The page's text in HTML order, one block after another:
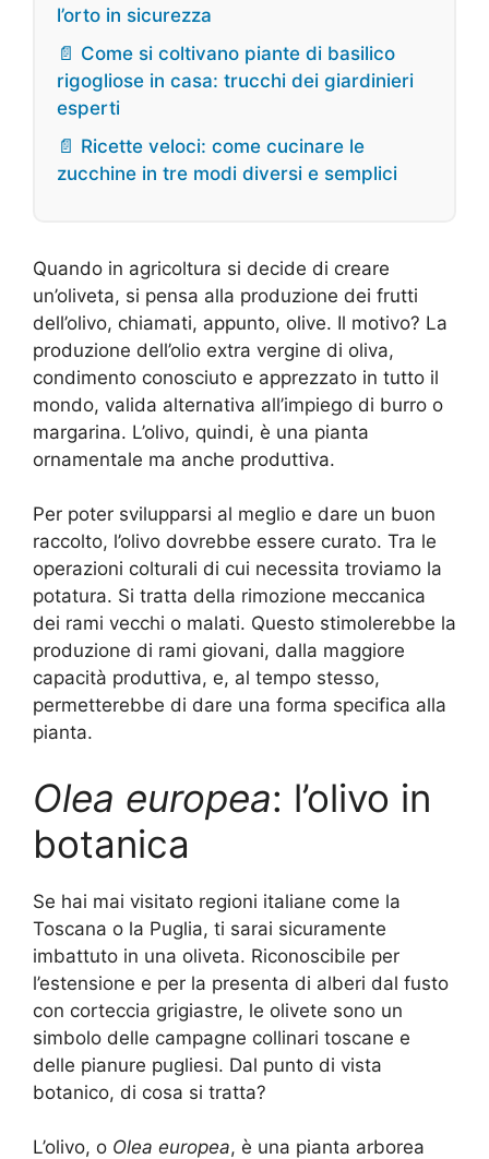
l’orto in sicurezza
📄 Come si coltivano piante di basilico
rigogliose in casa: trucchi dei giardinieri
esperti
📄 Ricette veloci: come cucinare le
zucchine in tre modi diversi e semplici
Quando in agricoltura si decide di creare
un’oliveta, si pensa alla produzione dei frutti
dell’olivo, chiamati, appunto, olive. Il motivo? La
produzione dell’olio extra vergine di oliva,
condimento conosciuto e apprezzato in tutto il
mondo, valida alternativa all’impiego di burro o
margarina. L’olivo, quindi, è una pianta
ornamentale ma anche produttiva.
Per poter svilupparsi al meglio e dare un buon
raccolto, l’olivo dovrebbe essere curato. Tra le
operazioni colturali di cui necessita troviamo la
potatura. Si tratta della rimozione meccanica
dei rami vecchi o malati. Questo stimolerebbe la
produzione di rami giovani, dalla maggiore
capacità produttiva, e, al tempo stesso,
permetterebbe di dare una forma specifica alla
pianta.
Olea europea: l’olivo in
botanica
Se hai mai visitato regioni italiane come la
Toscana o la Puglia, ti sarai sicuramente
imbattuto in una oliveta. Riconoscibile per
l’estensione e per la presenta di alberi dal fusto
con corteccia grigiastre, le olivete sono un
simbolo delle campagne collinari toscane e
delle pianure pugliesi. Dal punto di vista
botanico, di cosa si tratta?
L’olivo, o Olea europea, è una pianta arborea